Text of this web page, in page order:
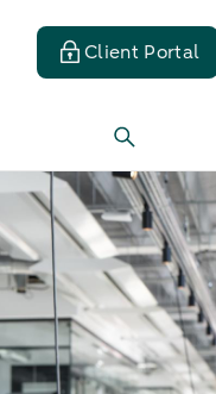
Client Portal